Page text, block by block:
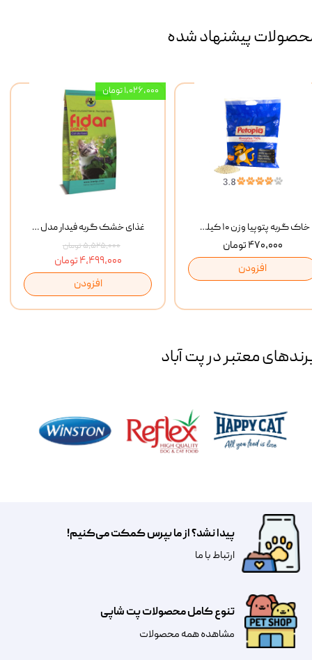
پیشنهاد شده
غذای خشک گربه فیدار مدل Adult وزن 10 کیلوگرم
۵,۵۲۵,۰۰۰ تومان
۴,۴۹۹,۰۰۰ تومان
افزودن
۱,۰۲۶,۰۰۰ تومان
خاک گربه پتوپیا وزن ۱۰ کیلوگرم
۴۷۰,۰۰۰ تومان
افزودن
معتبر در پت آباد
تنوع کامل محصولات پت شاپی
مشاهده همه محصولات
پیدا نشد؟ از ما بپرس کمکت می‌کنیم!
​​​ارتباط با ما